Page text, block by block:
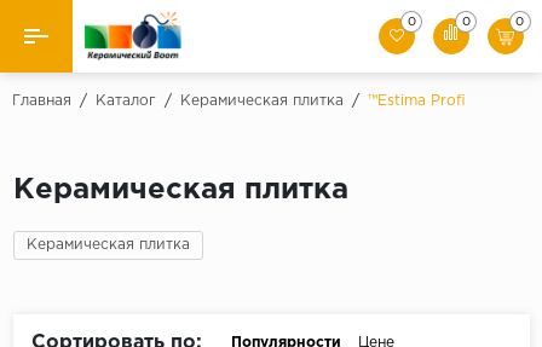
Назад
Керамическая плитка
Керамогранит
0 0 0
Главная / Каталог / Керамическая плитка / ™Estima Profi
Керамическая плитка
Керамическая плитка
Сортировать по: Популярности Цене